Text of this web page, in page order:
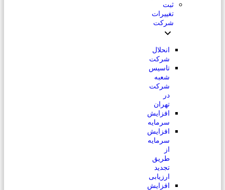
ثبت
تغییرات
شرکت
انحلال
شرکت
تاسیس
شعبه
شرکت
در
تهران
افزایش
سرمایه
افزایش
سرمایه
از
طریق
تجدید
ارزیابی
افزایش